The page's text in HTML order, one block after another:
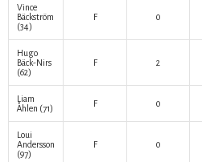
Vince
Bäckström
(34)
F 0
Hugo
Bäck-Nirs
(62)
F 2
Liam
Åhlen (71) F 0
Loui
Andersson
(97)
F 0